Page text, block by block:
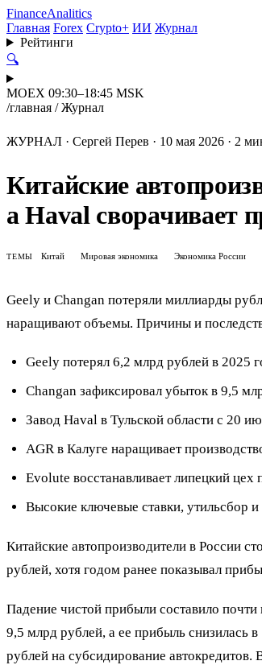
FinanceAnalitics
Главная Forex Crypto+ ИИ Журнал
Рейтинги
🔍
MOEX 09:30–18:45 MSK
/главная / Журнал
ЖУРНАЛ · Сергей Перев · 10 мая 2026 · 2
Китайские
а Haval сворачивает
ТЕМЫ Китай Мировая экономика Экономика России
Geely и Changan потеряли миллиарды
наращивают объемы. Причины и
Geely потерял 6,2 млрд рублей в 2025
Changan зафиксировал убыток в 9,5
Завод Haval в Тульской области с 20
AGR в Калуге наращивает
Evolute восстанавливает липецкий
Высокие ключевые ставки, утильсбор
Китайские автопроизводители в России
рублей, хотя годом ранее показывал
Падение чистой прибыли составило
9,5 млрд рублей, а ее прибыль снизилась
рублей на субсидирование